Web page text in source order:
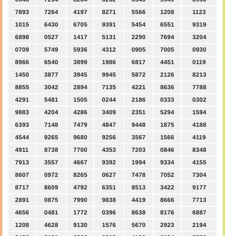
7893
7264 4197 8271 5566 1208
1123
1015
6430 6705 9391 5454 6551
9319
6898
0527 1417 5131 2290 7694
3204
0709
5749 5936 4312 0905 7005
0930
8966
6540 3899 1986 6817 4451
0119
1450
3877 3945 9945 5872 2126
8213
8855
3042 2894 7135 4221 8636
7788
4291
5481 1505 0244 2186 0333
0302
9883
4204 4286 3409 2351 5294
1594
6393
7148 7479 4847 9448 1875
4188
4544
9265 9680 9256 3567 1566
4119
4911
8738 7700 4353 7203 0846
8348
7913
3557 4667 9392 1994 9334
4155
8607
0972 8265 0627 7478 7052
7304
8717
8609 4792 6351 8513 3422
9177
2891
0875 7990 9838 4419 8666
7713
4656
0481 1772 0396 8638 8176
6887
1208
4628 9130 1576 5670 2923
2194